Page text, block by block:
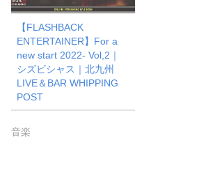
【FLASHBACK
ENTERTAINER】For a
new start 2022- Vol,2｜
シズビシャス｜北九州
LIVE＆BAR WHIPPING
POST
音楽